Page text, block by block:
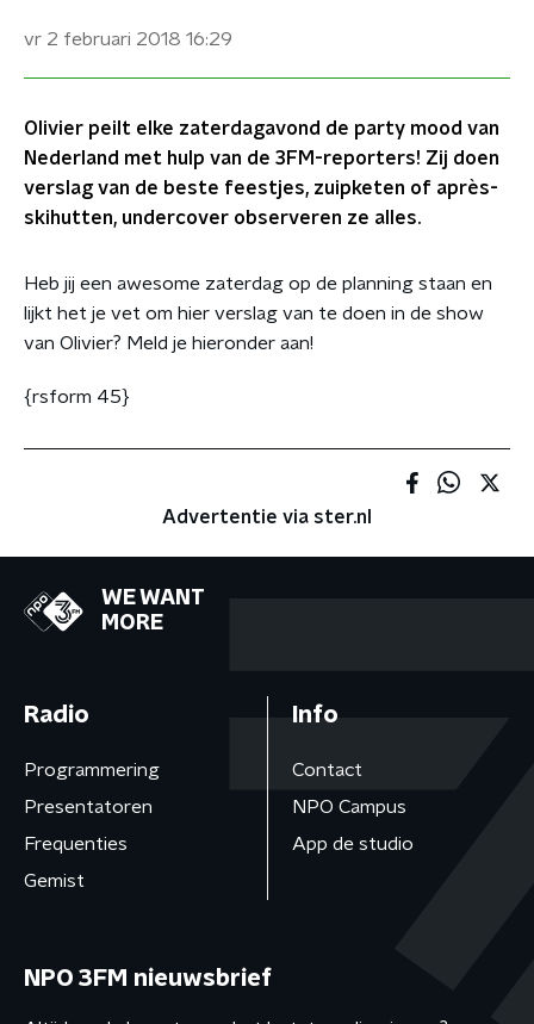
vr 2 februari 2018 16:29
Olivier peilt elke zaterdagavond de party mood van
Nederland met hulp van de 3FM-reporters! Zij doen
verslag van de beste feestjes, zuipketen of après-
skihutten, undercover observeren ze alles.
Heb jij een awesome zaterdag op de planning staan en
lijkt het je vet om hier verslag van te doen in de show
van Olivier? Meld je hieronder aan!
{rsform 45}
Advertentie via ster.nl
WE WANT
MORE
Radio
Programmering
Presentatoren
Frequenties
Gemist
Info
Contact
NPO Campus
App de studio
NPO 3FM nieuwsbrief